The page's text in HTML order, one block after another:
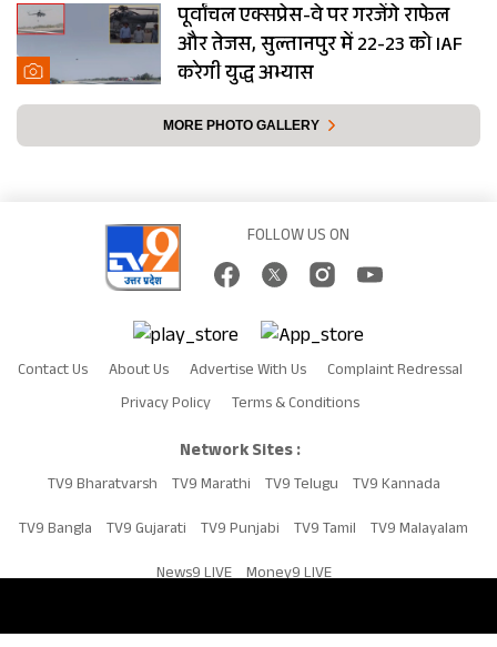
पूर्वांचल एक्सप्रेस-वे पर गरजेंगे राफेल
और तेजस, सुल्तानपुर में 22-23 को IAF
करेगी युद्ध अभ्यास
MORE PHOTO GALLERY
FOLLOW US ON
Contact Us About Us Advertise With Us
Complaint Redressal
Privacy Policy
Terms & Conditions
Network Sites :
TV9 Bharatvarsh TV9 Marathi TV9 Telugu TV9 Kannada
TV9 Bangla TV9 Gujarati TV9 Punjabi TV9 Tamil TV9 Malayalam
News9 LIVE Money9 LIVE